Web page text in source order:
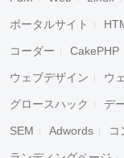
ポータルサイト
コーダー CakePHP
ウェブデザイン ウ
グロースハック デ
SEM Adwords コ